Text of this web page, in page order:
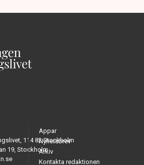
114 82 Stockholm
19, Stockholm
Appar
Nyhetsbrev
Arkiv
Kontakta redaktionen